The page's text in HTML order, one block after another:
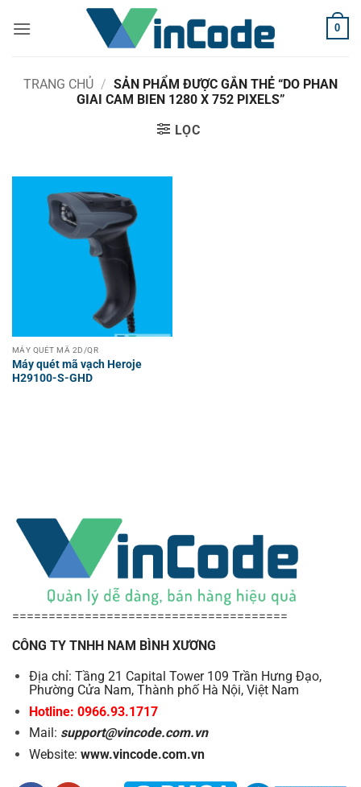
qua
0
TRANG CHỦ / SẢN PHẨM ĐƯỢC GẮN THẺ “DO PHAN
GIAI CAM BIEN 1280 X 752 PIXELS”
LỌC
MÁY QUÉT MÃ 2D/QR
Máy quét mã vạch Heroje
H29100-S-GHD
======================================
CÔNG TY TNHH NAM BÌNH XƯƠNG
Địa chỉ: Tầng 21 Capital Tower 109 Trần Hưng Đạo,
Phường Cửa Nam, Thành phố Hà Nội, Việt Nam
Hotline: 0966.93.1717
Mail: support@vincode.com.vn
Website: www.vincode.com.vn